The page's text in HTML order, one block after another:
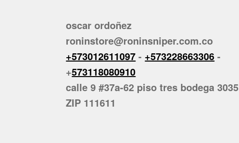
oscar ordoñez
roninstore@roninsniper.com.co
+573012611097 - +573228663306 -
+573118080910
calle 9 #37a-62 piso tres bodega 3035
ZIP 111611